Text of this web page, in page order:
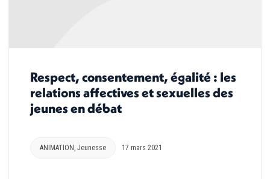
Respect, consentement, égalité : les
relations affectives et sexuelles des
jeunes en débat
ANIMATION Jeunesse 17 mars 2021